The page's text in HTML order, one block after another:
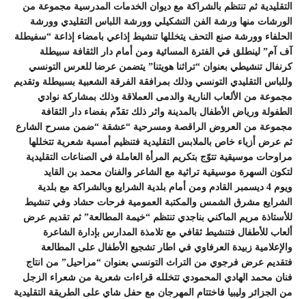
التقليدية ثم تنتظم بالشراكة مع ديوان الخدمات المدرسية مجموعة من
الورشات منها ورشة الفن التشكيلي وورشة اللباس التقليدي وورشة
الحلفاء وورشة صنع التحف يتخللها تنشيط إذاعي بامضاء إذاعة “سفيطلة
آف آم” لينطلق في الفترة المسائية ومن أمام دار الثقافة سبيطلة
كرنفال تنشيطي بعنوان “تراثنا هويتنا” يتضمن عرضا للعرس التونسي
وللباس التقليدي التونسي وذلك بمرافقة الفرقة الشعبية بسبيطلة وتقديم
مجموعة من الألعاب النارية والدمى العملاقة وذلك بمشاركة نوادي
الطفولة ورياض الأطفال بالمدينة واثر ذلك تقدّم بفضاء دار الثقافة
مجموعة من العروض الراقصة ومسرحية “عشقة “ضمن مسرح الشارع
ثم عرض أزياء خاص بالملابس التقليدية فتنظيم أمسية شعرية تتخللها
مراوحات موسيقية تتوّج بتكريم المرأة العاملة في الصناعات التقليدية
لتكون السهرة موسيقية تراثية مع الشاعر والفنان محمد بن القايد
ويوم 4 ديسمبر القادم ومن أمام بلدية الشرايع وبالشراكة مع بلدية
الشرايع مشرق الشمس والمكتبة العمومية فرحات حشاد وفي تنشيط
للأستاذة مريم الماكني بناجدي تنتظم “خيمة المطالعة” ثم تقديم عرض
ألعاب للأطفال فتنشيط ثقافي مع تلامذة المدارس بإدارة الشاعرة
والإعلامية زبيدة العرفاوي في اطار تشجيع الأطفال على المطالعة
فتقديم عرض فرجوي من التراث التونسي بعنوان “مراحيل” من انتاج
فنان محمد الهادي المحمودي تتخلله قراءات شعرية من شعراء الزجل
من الجزائر وليبيا فاختتام المهرجان مع حفل شاي على الطريقة التقليدية